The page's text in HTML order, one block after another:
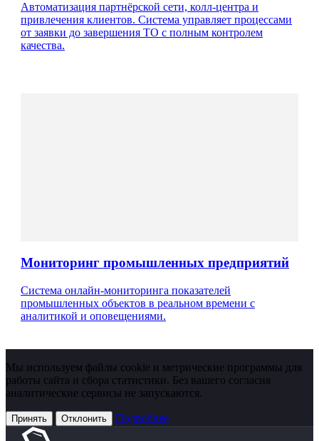
Автоматизация партнёрской сети, колл-центра и
привлечения клиентов. Система управляет процессами
от заявки до завершения ТО с полным контролем
качества.
Мониторинг промышленных предприятий
Система онлайн-мониторинга показателей
промышленных объектов в реальном времени с
аналитикой и оповещениями.
Мы используем файлы cookie и метрические программы для
работы сайта и сбора статистики. Без вашего согласия
аналитические сервисы не запускаются.
Принять Отклонить Подробнее